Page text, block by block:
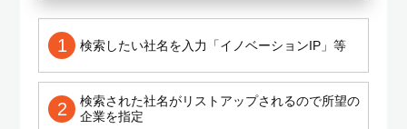
1 検索したい社名を入力「イノベーションIP」等
2
検索された社名がリストアップされるので所望の
企業を指定